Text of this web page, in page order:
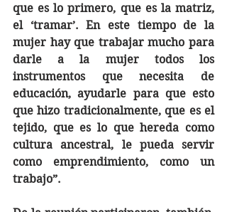
que es lo primero, que es la matriz,
el ‘tramar’. En este tiempo de la
mujer hay que trabajar mucho para
darle a la mujer todos los
instrumentos que necesita de
educación, ayudarle para que esto
que hizo tradicionalmente, que es el
tejido, que es lo que hereda como
cultura ancestral, le pueda servir
como emprendimiento, como un
trabajo”.